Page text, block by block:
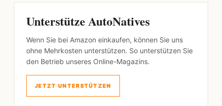
Unterstütze AutoNatives
Wenn Sie bei Amazon einkaufen, können Sie uns
ohne Mehrkosten unterstützen. So unterstützen Sie
den Betrieb unseres Online-Magazins.
JETZT UNTERSTÜTZEN